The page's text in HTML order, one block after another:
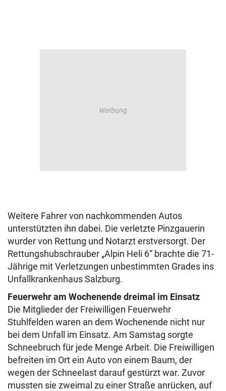
Weitere Fahrer von nachkommenden Autos
unterstützten ihn dabei. Die verletzte Pinzgauerin
wurder von Rettung und Notarzt erstversorgt. Der
Rettungshubschrauber „Alpin Heli 6“ brachte die 71-
Jährige mit Verletzungen unbestimmten Grades ins
Unfallkrankenhaus Salzburg.
Feuerwehr am Wochenende dreimal im Einsatz
Die Mitglieder der Freiwilligen Feuerwehr
Stuhlfelden waren an dem Wochenende nicht nur
bei dem Unfall im Einsatz. Am Samstag sorgte
Schneebruch für jede Menge Arbeit. Die Freiwilligen
befreiten im Ort ein Auto von einem Baum, der
wegen der Schneelast darauf gestürzt war. Zuvor
mussten sie zweimal zu einer Straße anrücken, auf